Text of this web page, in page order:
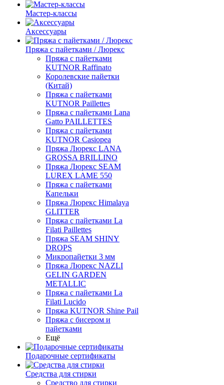
Мастер-классы
Аксессуары
Пряжа с пайетками / Люрекс
Пряжа с пайетками
KUTNOR Raffinato
Королевские пайетки
(Китай)
Пряжа с пайетками
KUTNOR Paillettes
Пряжа с пайетками Lana
Gatto PAILLETTES
Пряжа с пайетками
KUTNOR Casiopea
Пряжа Люрекс LANA
GROSSA BRILLINO
Пряжа Люрекс SEAM
LUREX LAME 550
Пряжа с пайетками
Капельки
Пряжа Люрекс Himalaya
GLITTER
Пряжа с пайетками La
Filati Paillettes
Пряжа SEAM SHINY
DROPS
Микропайетки 3 мм
Пряжа Люрекс NAZLI
GELIN GARDEN
METALLIC
Пряжа с пайетками La
Filati Lucido
Пряжа KUTNOR Shine Pail
Пряжа с бисером и
пайетками
Ещё
Подарочные сертификаты
Средства для стирки
Средство для стирки